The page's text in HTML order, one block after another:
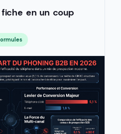
en un coup